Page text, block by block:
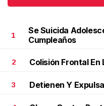
1
Se Suicida
Cumpleaños
2 Colisión Frontal En
3 Detienen Y